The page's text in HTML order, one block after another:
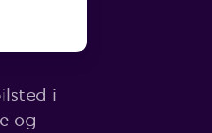
i
og